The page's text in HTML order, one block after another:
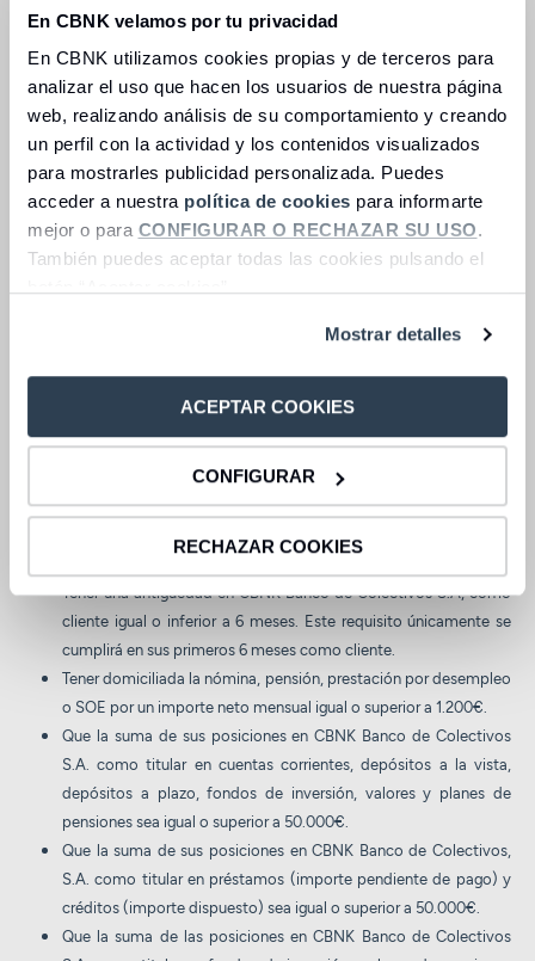
En CBNK velamos por tu privacidad
En CBNK utilizamos cookies propias y de terceros para
analizar el uso que hacen los usuarios de nuestra página
web, realizando análisis de su comportamiento y creando
un perfil con la actividad y los contenidos visualizados
para mostrarles publicidad personalizada. Puedes
acceder a nuestra política de cookies para informarte
mejor o para CONFIGURAR O RECHAZAR SU USO.
También puedes aceptar todas las cookies pulsando el
Mostrar detalles
ACEPTAR COOKIES
CONFIGURAR
RECHAZAR COOKIES
(1) 0€ de comisión de mantenimiento de la tarjeta de débito si el
cliente cumple uno de estos requisitos:
Ser accionista de CBNK Banco de Colectivos S.A. y tener un
número de acciones igual o superior a 500.
Que la suma de sus posiciones en CBNK Banco de Colectivos
S.A. como titular en cuentas corrientes, depósitos a la vista,
depósitos a plazo, fondos de inversión, valores, planes de
pensiones, préstamos (importe pendiente de pago) y créditos
(importe dispuesto) sea igual o superior a 100.000€.
cumple un titular no se entenderá cumplido.
menos dos de los siguientes requisitos:
Ser graduado universitario de la rama de Ciencias de la Salud o
Tener una antigüedad en CBNK Banco de Colectivos S.A, como
cliente igual o inferior a 6 meses. Este requisito únicamente se
cumplirá en sus primeros 6 meses como cliente.
Tener domiciliada la nómina, pensión, prestación por desempleo
o SOE por un importe neto mensual igual o superior a 1.200€.
Que la suma de sus posiciones en CBNK Banco de Colectivos
S.A. como titular en cuentas corrientes, depósitos a la vista,
depósitos a plazo, fondos de inversión, valores y planes de
pensiones sea igual o superior a 50.000€.
Que la suma de sus posiciones en CBNK Banco de Colectivos,
S.A. como titular en préstamos (importe pendiente de pago) y
créditos (importe dispuesto) sea igual o superior a 50.000€.
Que la suma de las posiciones en CBNK Banco de Colectivos